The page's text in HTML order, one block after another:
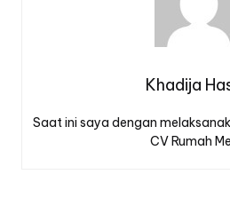
Khadija
Saat ini saya dengan
CV Rumah